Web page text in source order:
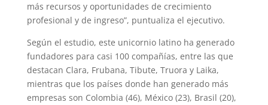
más recursos y oportunidades de crecimiento
profesional y de ingreso”, puntualiza el ejecutivo.
Según el estudio, este unicornio latino ha generado
fundadores para casi 100 compañías, entre las que
destacan Clara, Frubana, Tibute, Truora y Laika,
mientras que los países donde han generado más
empresas son Colombia (46), México (23), Brasil (20),